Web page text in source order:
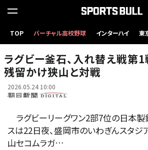
TOP バーチャル高校野球 インターハイ 東
年5月22日午後7時8分、盛岡市、東野真和撮影
ラグビー釜石、入れ替え戦
残留かけ狭山と対戦
2026.05.24 10:00
ラグビーリーグワン2部7位の日本製
スは22日夜、盛岡市のいわぎんスタジ
山セコムラガ…